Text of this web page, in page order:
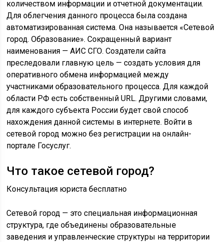
количеством информации и отчетной документации.
Для облегчения данного процесса была создана
автоматизированная система. Она называется «Сетевой
город. Образование». Сокращенный вариант
наименования — АИС СГО. Создатели сайта
преследовали главную цель — создать условия для
оперативного обмена информацией между
участниками образовательного процесса. Для каждой
области РФ есть собственный URL. Другими словами,
для каждого субъекта России будет свой способ
нахождения данной системы в интернете. Войти в
сетевой город можно без регистрации на онлайн-
портале Госуслуг.
Что такое сетевой город?
Консультация юриста бесплатно
Сетевой город — это специальная информационная
структура, где объединены образовательные
заведения и управленческие структуры на территории